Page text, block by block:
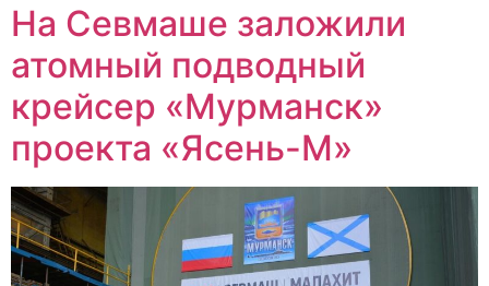
На Севмаше заложили
атомный подводный
крейсер «Мурманск»
проекта «Ясень-М»